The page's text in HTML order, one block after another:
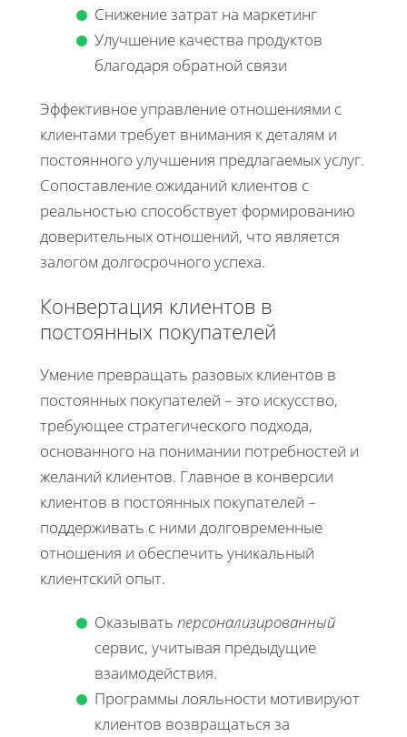
Снижение затрат на маркетинг
Улучшение качества продуктов
благодаря обратной связи
Эффективное управление отношениями с
клиентами требует внимания к деталям и
постоянного улучшения предлагаемых услуг.
Сопоставление ожиданий клиентов с
реальностью способствует формированию
доверительных отношений, что является
залогом долгосрочного успеха.
Конвертация клиентов в
постоянных покупателей
Умение превращать разовых клиентов в
постоянных покупателей – это искусство,
требующее стратегического подхода,
основанного на понимании потребностей и
желаний клиентов. Главное в конверсии
клиентов в постоянных покупателей –
поддерживать с ними долговременные
отношения и обеспечить уникальный
клиентский опыт.
Оказывать персонализированный
сервис, учитывая предыдущие
взаимодействия.
Программы лояльности мотивируют
клиентов возвращаться за